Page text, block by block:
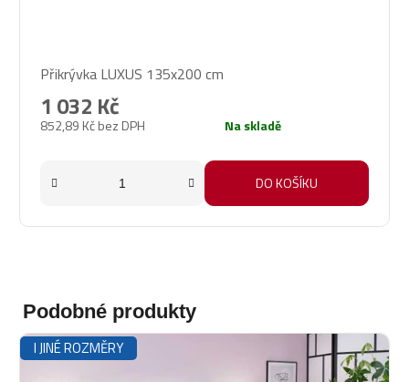
hodnocení
produktu
je
Přikrývka LUXUS 135x200 cm
852,89 Kč bez DPH
1 032 Kč
Na skladě
DO KOŠÍKU
Podobné produkty
I JINÉ ROZMĚRY